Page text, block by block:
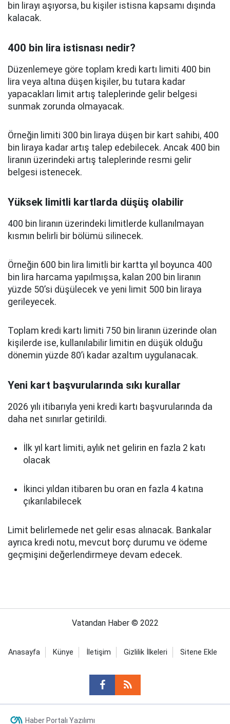
bin lirayı aşıyorsa, bu kişiler istisna kapsamı dışında
kalacak.
400 bin lira istisnası nedir?
Düzenlemeye göre toplam kredi kartı limiti 400 bin
lira veya altına düşen kişiler, bu tutara kadar
yapacakları limit artış taleplerinde gelir belgesi
sunmak zorunda olmayacak.
Örneğin limiti 300 bin liraya düşen bir kart sahibi, 400
bin liraya kadar artış talep edebilecek. Ancak 400 bin
liranın üzerindeki artış taleplerinde resmi gelir
belgesi istenecek.
Yüksek limitli kartlarda düşüş olabilir
400 bin liranın üzerindeki limitlerde kullanılmayan
kısmın belirli bir bölümü silinecek.
Örneğin 600 bin lira limitli bir kartta yıl boyunca 400
bin lira harcama yapılmışsa, kalan 200 bin liranın
yüzde 50’si düşülecek ve yeni limit 500 bin liraya
gerileyecek.
Toplam kredi kartı limiti 750 bin liranın üzerinde olan
kişilerde ise, kullanılabilir limitin en düşük olduğu
dönemin yüzde 80’i kadar azaltım uygulanacak.
Yeni kart başvurularında sıkı kurallar
2026 yılı itibarıyla yeni kredi kartı başvurularında da
daha net sınırlar getirildi.
İlk yıl kart limiti, aylık net gelirin en fazla 2 katı
olacak
İkinci yıldan itibaren bu oran en fazla 4 katına
çıkarılabilecek
Limit belirlemede net gelir esas alınacak. Bankalar
ayrıca kredi notu, mevcut borç durumu ve ödeme
geçmişini değerlendirmeye devam edecek.
Vatandan Haber © 2022
Anasayfa Künye İletişim Gizlilik İlkeleri Sitene Ekle
Haber Portalı Yazılımı